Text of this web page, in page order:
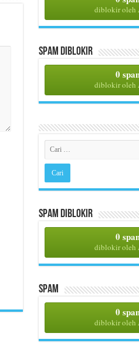
diblokir oleh
Spam Diblokir
0
diblokir oleh
Spam Diblokir
0
diblokir oleh
Spam
0
diblokir oleh